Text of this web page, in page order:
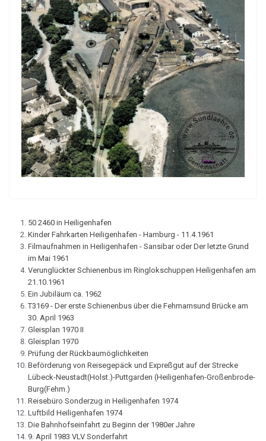
50 2460 in Heiligenhafen
Kinder Fahrkarten Heiligenhafen - Hamburg - 11.4.1961
Filmaufnahmen in Heiligenhafen - Sansibar oder Der letzte Grund
im Mai 1961
Verunglückter Schienenbus im Ringlokschuppen Heiligenhafen am
21.10.1961
Ein Jubiläum ca. 1962
T3169 - Der erste Schienenbus über die Fehmarnsund Brücke am
30. April 1963
Gleisplan 1970 II
Gleisplan 1970
Prüfung der Rückbaumöglichkeiten
Beförderung von Reisegepäck und Expreßgut auf der Strecke
Lübeck-Neustadt(Holst.)-Puttgarden (Heiligenhafen-Großenbrode-
Burg(Fehm.)
Reisebüro Sonderzug in Heiligenhafen 1974
Luftbild Heiligenhafen 1974
Die Bahnhofseinfahrt zu Beginn der 1980er Jahre
9. April 1983 VLV Sonderfahrt